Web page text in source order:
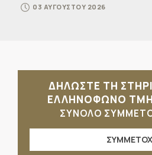
03 ΑΥΓΟΥΣΤΟΥ 2026
ΔΗΛΩΣΤΕ ΤΗ
ΕΛΛΗΝΟΦΩΝΟ
ΣΥΝΟΛΟ